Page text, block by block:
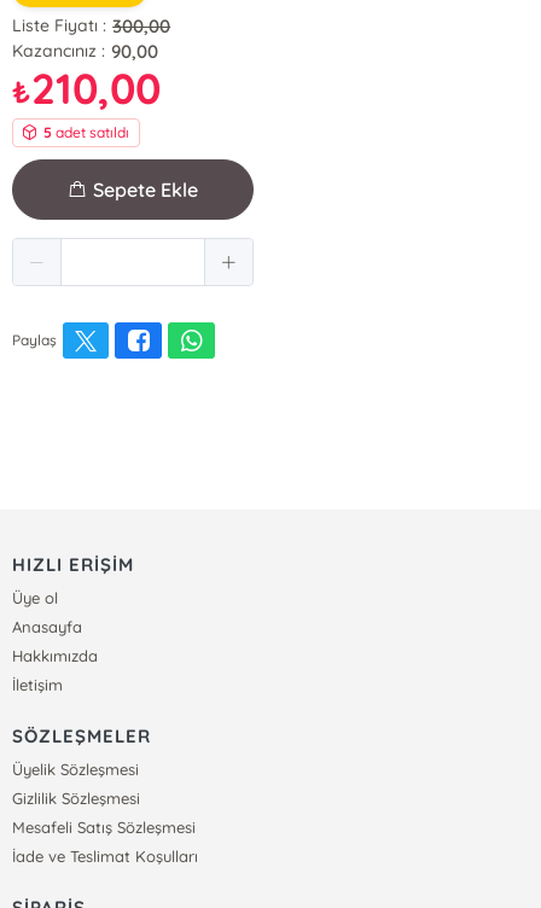
Liste Fiyatı : 300,00
Kazancınız : 90,00
₺210,00
5 adet satıldı
Sepete Ekle
Paylaş
HIZLI ERİŞİM
Üye ol
Anasayfa
Hakkımızda
İletişim
SÖZLEŞMELER
Üyelik Sözleşmesi
Gizlilik Sözleşmesi
Mesafeli Satış Sözleşmesi
İade ve Teslimat Koşulları